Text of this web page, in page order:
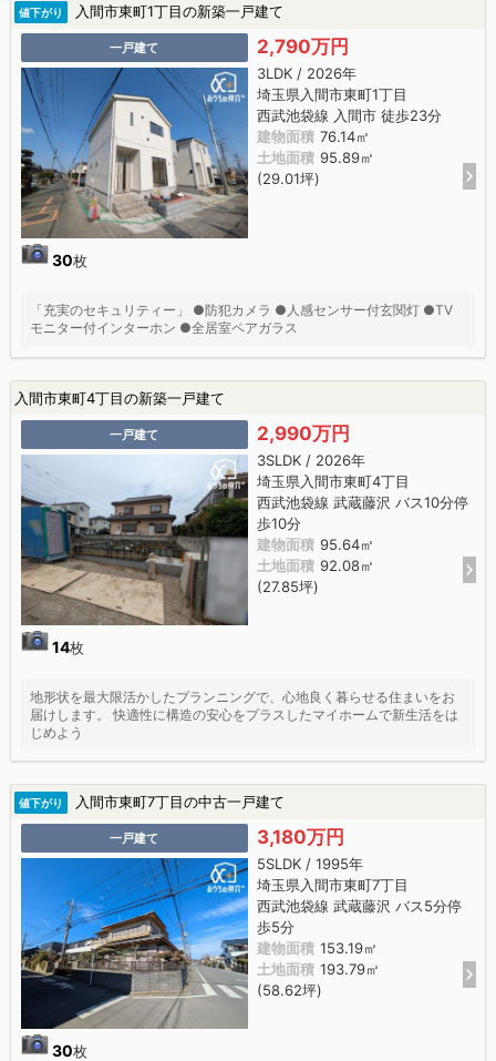
値下がり 入間市東町1丁目の新築一戸建て
一戸建て
30枚
2,790万円
3LDK / 2026年
埼玉県入間市東町1丁目
西武池袋線 入間市 徒歩23分
建物面積 76.14㎡
土地面積 95.89㎡
(29.01坪)
「充実のセキュリティー」 ●防犯カメラ ●人感センサー付玄関灯 ●TV
モニター付インターホン ●全居室ペアガラス
入間市東町4丁目の新築一戸建て
一戸建て
14枚
2,990万円
3SLDK / 2026年
埼玉県入間市東町4丁目
西武池袋線 武蔵藤沢 バス10分停
歩10分
建物面積 95.64㎡
土地面積 92.08㎡
(27.85坪)
地形状を最大限活かしたプランニングで、心地良く暮らせる住まいをお
届けします。 快適性に構造の安心をプラスしたマイホームで新生活をは
じめよう
値下がり 入間市東町7丁目の中古一戸建て
一戸建て
30枚
3,180万円
5SLDK / 1995年
埼玉県入間市東町7丁目
西武池袋線 武蔵藤沢 バス5分停
歩5分
建物面積 153.19㎡
土地面積 193.79㎡
(58.62坪)